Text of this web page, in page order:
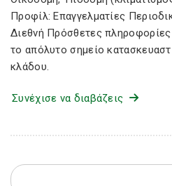
Προφίλ: Επαγγελματίες
Διεθνή Πρόσθετες
το απόλυτο σημείο
κλάδου.
Συνέχισε να διαβάζεις